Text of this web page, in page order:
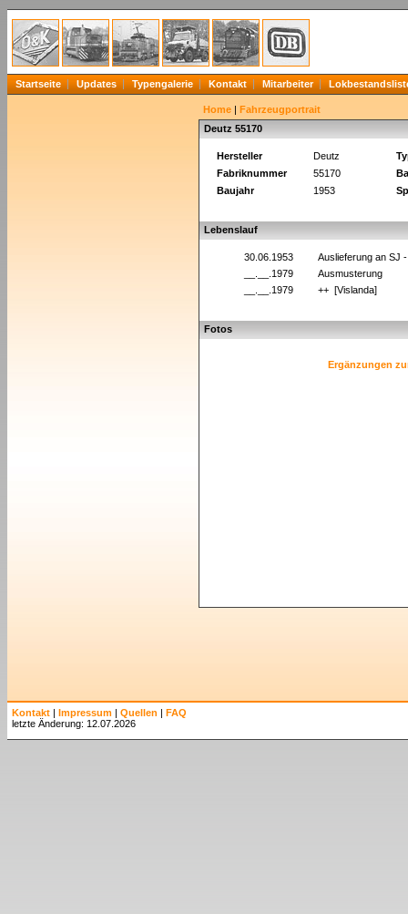
Startseite Updates Typengalerie Kontakt Mitarbeiter
Home | Fahrzeugportrait
Deutz 55170
Hersteller Deutz
Fabriknummer
55170
Baujahr
1953
Lebenslauf
30.06.1953
Auslieferung an SJ
__.__.1979
Ausmusterung
__.__.1979
++ [Vislanda]
Fotos
Ergänzungen
Kontakt | Impressum | Quellen | FAQ
letzte Änderung: 12.07.2026